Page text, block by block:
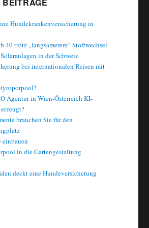
Hundekrankenversicherung in
40 trotz „langsamerem“ Stoffwechsel
in der Schweiz
bei internationalen Reisen mit
Agentur in Wien-Österreich KI-
brauchen Sie für den
in die Gartengestaltung
deckt eine Hundeversicherung